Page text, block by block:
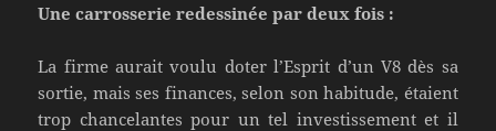
Une carrosserie redessinée par deux fois :
La firme aurait voulu doter l’Esprit d’un V8 dès sa
sortie, mais ses finances, selon son habitude, étaient
trop chancelantes pour un tel investissement et il